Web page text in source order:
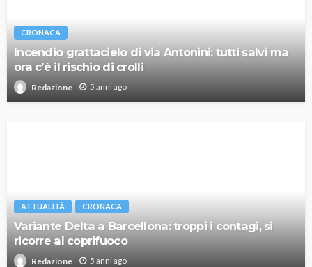
CRONACA
Incendio grattacielo di via Antonini: tutti salvi ma
ora c’è il rischio di crolli
Redazione 5 anni ago
ATTUALITÀ CRONACA
Variante Delta a Barcellona: troppi i contagi, si
ricorre al coprifuoco
Redazione 5 anni ago